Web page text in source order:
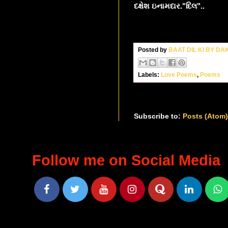
દક્ષેશ ઇનામદાર."દિલ"..
Posted byBAAT DIL KI BY
Labels: Love Poems, Poems
Subscribe to: Posts (Atom)
Follow me on Social Media